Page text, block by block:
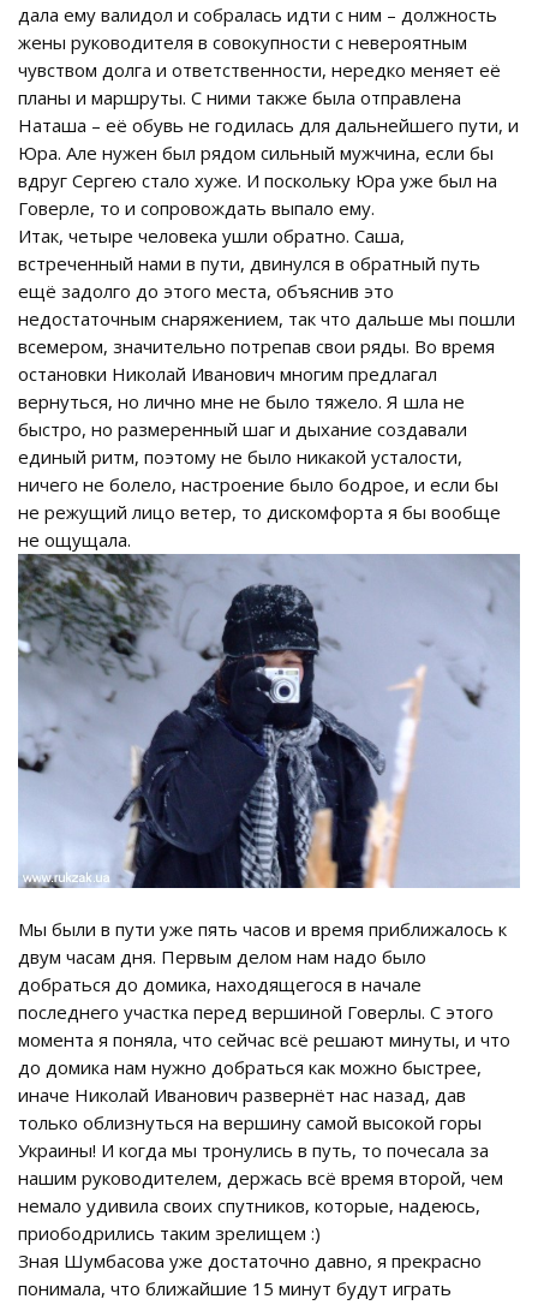
дала ему валидол и собралась идти с ним – должность
жены руководителя в совокупности с невероятным
чувством долга и ответственности, нередко меняет её
планы и маршруты. С ними также была отправлена
Наташа – её обувь не годилась для дальнейшего пути, и
Юра. Але нужен был рядом сильный мужчина, если бы
вдруг Сергею стало хуже. И поскольку Юра уже был на
Говерле, то и сопровождать выпало ему.
Итак, четыре человека ушли обратно. Саша,
встреченный нами в пути, двинулся в обратный путь
ещё задолго до этого места, объяснив это
недостаточным снаряжением, так что дальше мы пошли
всемером, значительно потрепав свои ряды. Во время
остановки Николай Иванович многим предлагал
вернуться, но лично мне не было тяжело. Я шла не
быстро, но размеренный шаг и дыхание создавали
единый ритм, поэтому не было никакой усталости,
ничего не болело, настроение было бодрое, и если бы
не режущий лицо ветер, то дискомфорта я бы вообще
не ощущала.
Мы были в пути уже пять часов и время приближалось к
двум часам дня. Первым делом нам надо было
добраться до домика, находящегося в начале
последнего участка перед вершиной Говерлы. С этого
момента я поняла, что сейчас всё решают минуты, и что
до домика нам нужно добраться как можно быстрее,
иначе Николай Иванович развернёт нас назад, дав
только облизнуться на вершину самой высокой горы
Украины! И когда мы тронулись в путь, то почесала за
нашим руководителем, держась всё время второй, чем
немало удивила своих спутников, которые, надеюсь,
приободрились таким зрелищем :)
Зная Шумбасова уже достаточно давно, я прекрасно
понимала, что ближайшие 15 минут будут играть